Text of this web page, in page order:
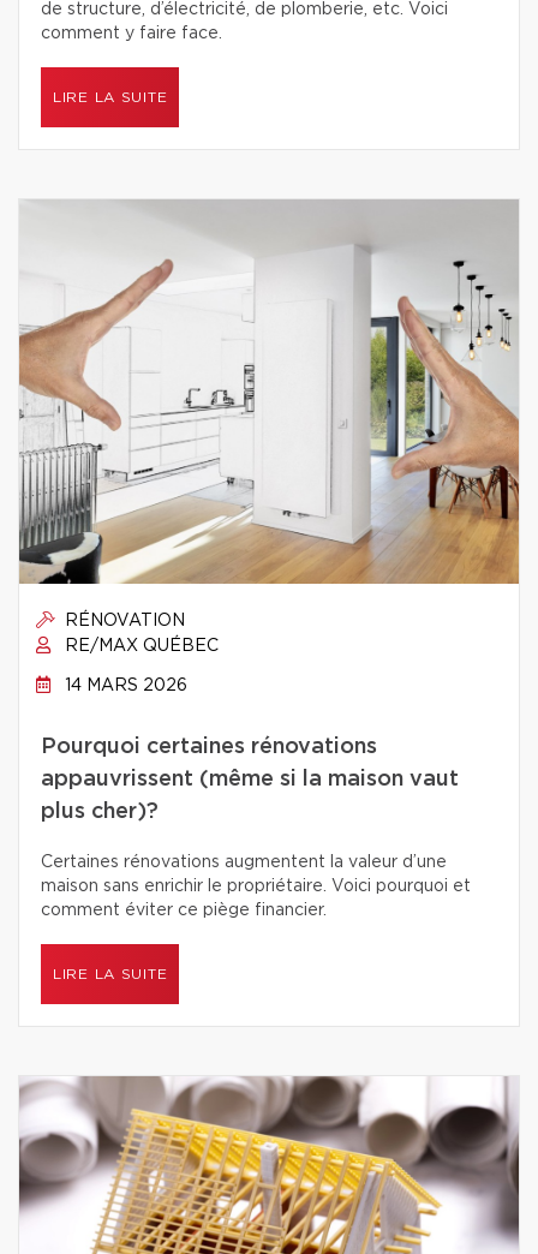
de structure, d’électricité, de plomberie, etc. Voici
comment y faire face.
LIRE LA SUITE
RÉNOVATION
RE/MAX QUÉBEC
14 MARS 2026
Pourquoi certaines rénovations
appauvrissent (même si la maison vaut
plus cher)?
Certaines rénovations augmentent la valeur d’une
maison sans enrichir le propriétaire. Voici pourquoi et
comment éviter ce piège financier.
LIRE LA SUITE